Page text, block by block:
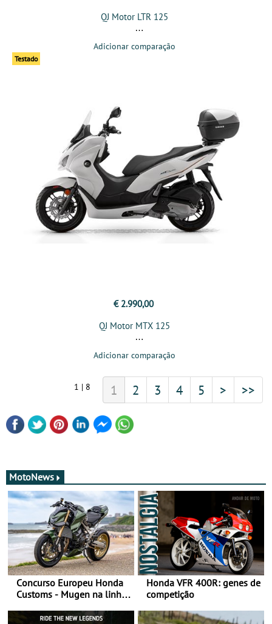
QJ Motor LTR 125
Adicionar comparação
Testado
€ 2.990,00
QJ Motor MTX 125
Adicionar comparação
1 | 8 1 2 3 4 5 > >>
MotoNews
Concurso Europeu Honda
Customs - Mugen na linha
ganhar
Honda VFR 400R: genes de
competição